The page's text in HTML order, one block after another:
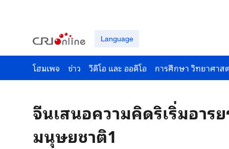
Language
โฮมเพจ ข่าว วีดีโอ และ ออดีโอ การศึกษา วิทยาศาส
จีนเสนอความคิดริเริ่มอาร
มนุษยชาติ1